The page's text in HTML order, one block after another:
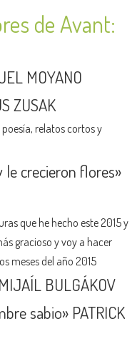
de Avant:
MOYANO
ZUSAK
relatos cortos y
le crecieron flores»
que he hecho este 2015 y
gracioso y voy a hacer
meses del año 2015
BULGÁKOV
sabio» PATRICK